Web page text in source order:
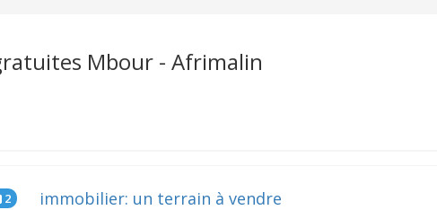
Mbour - Afrimalin
2 immobilier: un terrain à vendre